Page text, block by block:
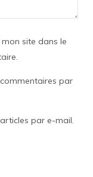
site dans le
par
par e-mail.